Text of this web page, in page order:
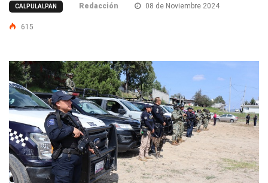
CALPULALPAN Redacción 08 de Noviembre 2024
615